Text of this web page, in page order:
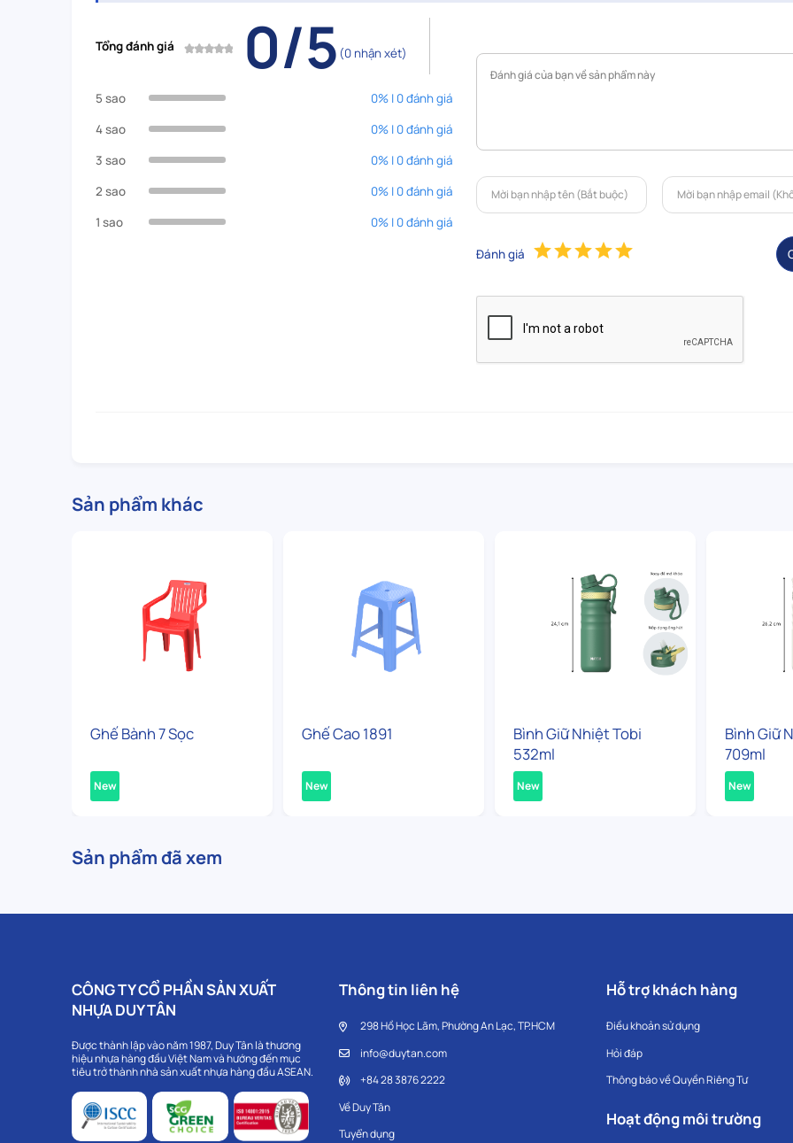
Tổng đánh giá 0/5 (0 nhận xét)
5 sao
0% | 0 đánh giá
4 sao
0% | 0 đánh giá
3 sao
0% | 0 đánh giá
2 sao
0% | 0 đánh giá
1 sao
0% | 0 đánh giá
Đánh giá
Sản phẩm khác
Ghế Bành 7 Sọc
New
Ghế Cao 1891
New
Bình Giữ Nhiệt Tobi
532ml
New
Bình Giữ
709ml
New
Sản phẩm đã xem
CÔNG TY CỔ PHẦN SẢN XUẤT
NHỰA DUY TÂN
Được thành lập vào năm 1987, Duy Tân là thương
hiệu nhựa hàng đầu Việt Nam và hướng đến mục
tiêu trở thành nhà sản xuất nhựa hàng đầu ASEAN.
Thông tin liên hệ
298 Hồ Học Lãm, Phường An Lạc, TP.HCM
info@duytan.com
+84 28 3876 2222
Về Duy Tân
Tuyển dụng
Hỗ trợ khách hàng
Điều khoản sử dụng
Hỏi đáp
Thông báo về Quyền Riêng Tư
Hoạt động môi trường